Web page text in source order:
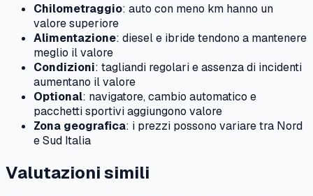
Chilometraggio: auto con meno km hanno un
valore superiore
Alimentazione: diesel e ibride tendono a mantenere
meglio il valore
Condizioni: tagliandi regolari e assenza di incidenti
aumentano il valore
Optional: navigatore, cambio automatico e
pacchetti sportivi aggiungono valore
Zona geografica: i prezzi possono variare tra Nord
e Sud Italia
Valutazioni simili